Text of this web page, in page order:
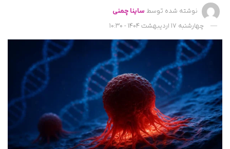
نوشته شده توسط ساینا چمنی
چهارشنبه 17 اردیبهشت 1404 - 10:30